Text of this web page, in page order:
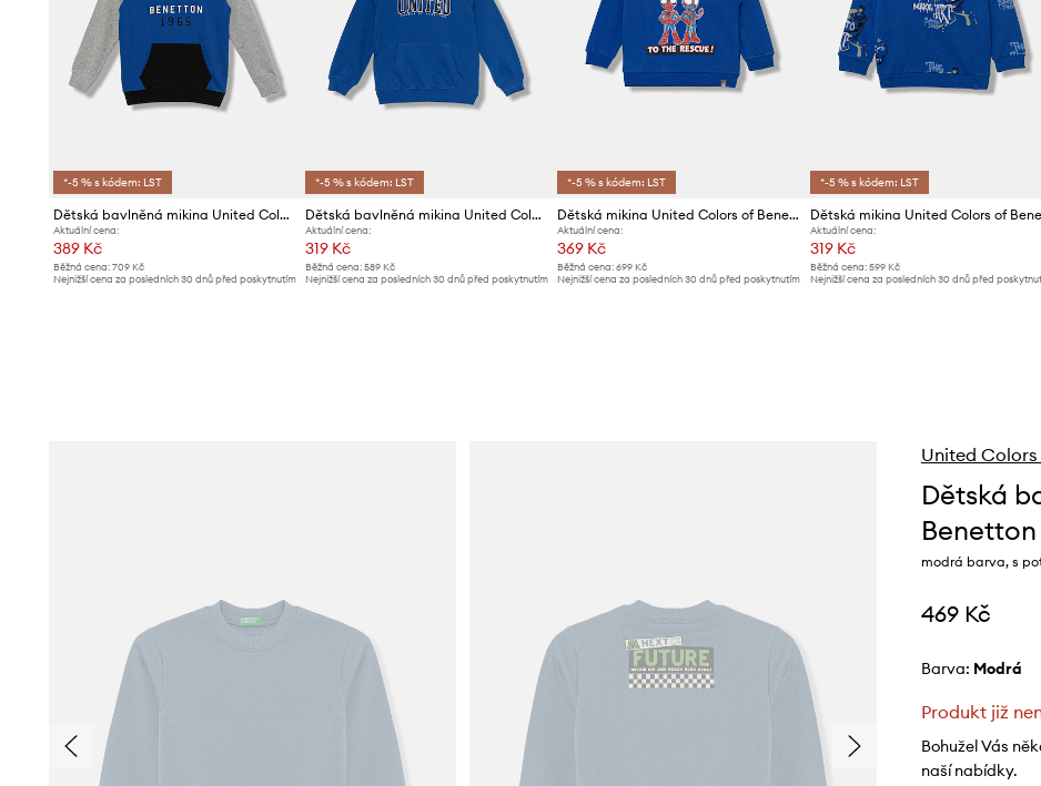
*-5 % s kódem: LST
Dětská bavlněná mikina United Colors of Benetton
Aktuální cena:
389 Kč
Běžná cena: 709 Kč
Nejnižší cena za posledních 30 dnů před poskytnutím
*-5 % s kódem: LST
Dětská bavlněná mikina United Colors of Benetton
Aktuální cena:
319 Kč
Běžná cena:589 Kč
Nejnižší cena za posledních 30 dnů před poskytnutím
*-5 % s kódem: LST
Dětská mikina United Colors of Benetton
Aktuální cena:
369 Kč
Běžná cena: 699 Kč
Nejnižší cena za posledních 30 dnů před poskytnutím
*-5 % s kódem: LST
Aktuální cena:
319 Kč
Běžná cena: 599 Kč
Nejnižší cena za posledních 30 dnů před
United
Dětská
Benetton
modrá barva, s
469 Kč
Barva: modrá
Produkt již
Bohužel Vás
naší nabídky.